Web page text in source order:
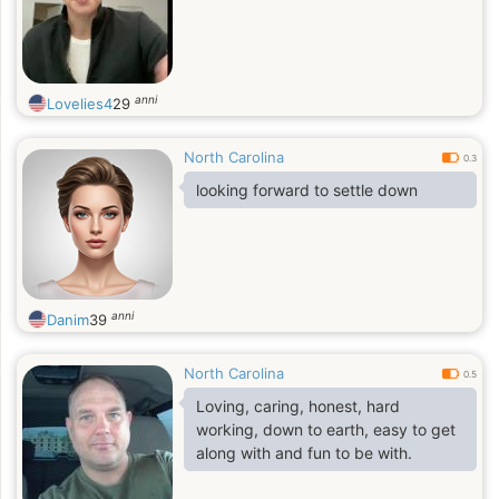
Lovelies429 anni
North Carolina 0.3
looking forward to settle down
Danim39 anni
North Carolina 0.5
Loving, caring, honest, hard
working, down to earth, easy to get
along with and fun to be with.